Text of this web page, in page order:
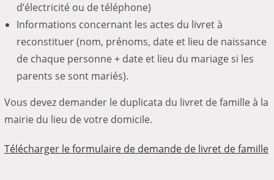
d’électricité ou de téléphone)
Informations concernant les actes du livret à
reconstituer (nom, prénoms, date et lieu de naissance
de chaque personne + date et lieu du mariage si les
parents se sont mariés).
Vous devez demander le duplicata du livret de famille à la
mairie du lieu de votre domicile.
Télécharger le formulaire de demande de livret de famille